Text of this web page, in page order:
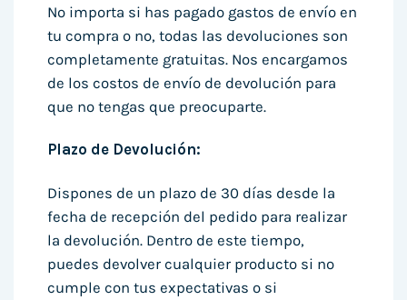
No importa si has pagado gastos de envío en
tu compra o no, todas las devoluciones son
completamente gratuitas. Nos encargamos
de los costos de envío de devolución para
que no tengas que preocuparte.
Plazo de Devolución:
Dispones de un plazo de 30 días desde la
fecha de recepción del pedido para realizar
la devolución. Dentro de este tiempo,
puedes devolver cualquier producto si no
cumple con tus expectativas o si